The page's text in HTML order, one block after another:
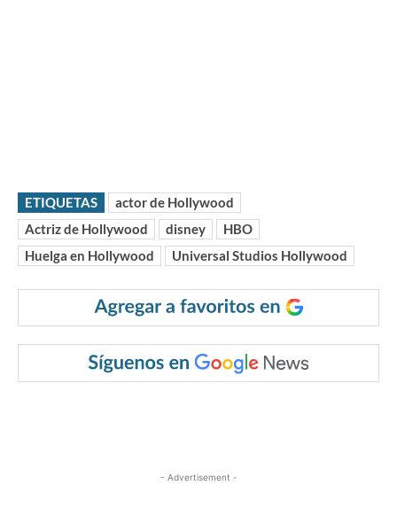
ETIQUETAS
actor de Hollywood
Actriz de Hollywood
disney
HBO
Huelga en Hollywood
Universal Studios Hollywood
- Advertisement -